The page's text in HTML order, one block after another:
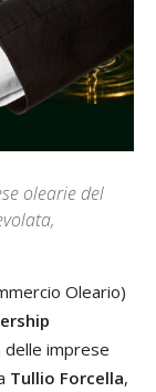
olearie del
Oleario)
imprese
Tullio Forcella,